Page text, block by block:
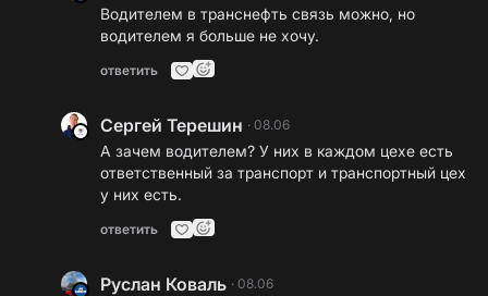
Водителем в транснефть связь можно, но
водителем я больше не хочу.
ответить
Сергей Терешин · 08.06
А зачем водителем? У них в каждом цехе есть
ответственный за транспорт и транспортный цех
у них есть.
ответить
Руслан Коваль · 08.06